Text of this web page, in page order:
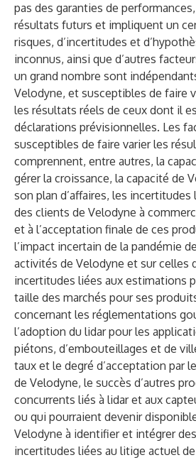
pas des garanties de
résultats futurs et impliquent un
risques, d’incertitudes et
inconnus, ainsi que d’autres
un grand nombre sont
Velodyne, et susceptibles de faire
les résultats réels de ceux dont il
déclarations prévisionnelles. Les
susceptibles de faire varier les
comprennent, entre autres, la
gérer la croissance, la capacité de
son plan d’affaires, les incertitudes
des clients de Velodyne à
et à l’acceptation finale de ces
l’impact incertain de la pandémie
activités de Velodyne et sur celles
incertitudes liées aux estimations
taille des marchés pour ses
concernant les réglementations
l’adoption du lidar pour les
piétons, d’embouteillages et de
taux et le degré d’acceptation par
de Velodyne, le succès d’autres
concurrents liés à lidar et aux
ou qui pourraient devenir
Velodyne à identifier et intégrer
incertitudes liées au litige actuel